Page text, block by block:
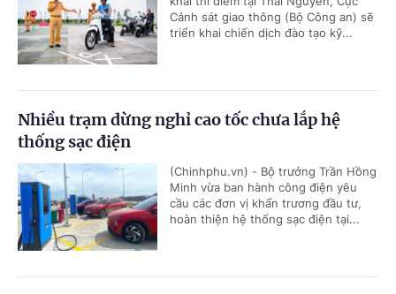
Cảnh sát giao thông (Bộ Công an) sẽ
triển khai chiến dịch đào tạo kỹ...
Nhiều trạm dừng nghỉ cao tốc chưa lắp hệ
thống sạc điện
(Chinhphu.vn) - Bộ trưởng Trần Hồng
Minh vừa ban hành công điện yêu
cầu các đơn vị khẩn trương đầu tư,
hoàn thiện hệ thống sạc điện tại...